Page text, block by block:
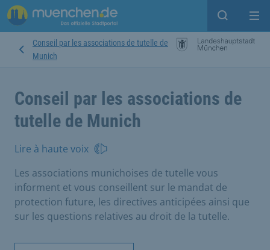
Open
Conseil par les associations de tutelle de
Munich
Conseil par les associations de
tutelle de Munich
Lire à haute voix
Les associations munichoises de tutelle vous
informent et vous conseillent sur le mandat de
protection future, les directives anticipées ainsi que
sur les questions relatives au droit de la tutelle.